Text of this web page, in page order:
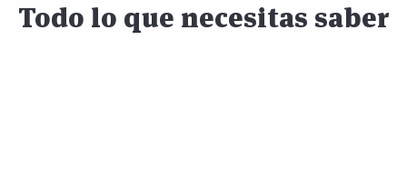
Todo lo que necesitas saber